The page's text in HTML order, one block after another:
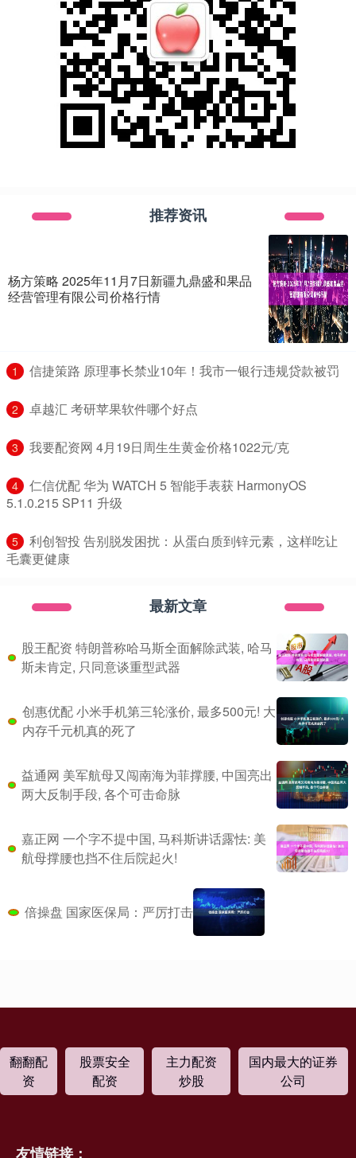
推荐资讯
杨方策略 2025年11月7日新疆九鼎盛和果品
经营管理有限公司价格行情
1 ​信捷策路 原理事长禁业10年！我市一银行违规贷款被罚
2 ​卓越汇 考研苹果软件哪个好点
3 ​我要配资网 4月19日周生生黄金价格1022元/克
4
​仁信优配 华为 WATCH 5 智能手表获 HarmonyOS
5.1.0.215 SP11 升级
5
​利创智投 告别脱发困扰：从蛋白质到锌元素，这样吃让
毛囊更健康
最新文章
股王配资 特朗普称哈马斯全面解除武装, 哈马
斯未肯定, 只同意谈重型武器
创惠优配 小米手机第三轮涨价, 最多500元! 大
内存千元机真的死了
益通网 美军航母又闯南海为菲撑腰, 中国亮出
两大反制手段, 各个可击命脉
嘉正网 一个字不提中国, 马科斯讲话露怯: 美
航母撑腰也挡不住后院起火!
倍操盘 国家医保局：严厉打击
翻翻配
资
股票安全
配资
主力配资
炒股
国内最大的证券
公司
友情链接：